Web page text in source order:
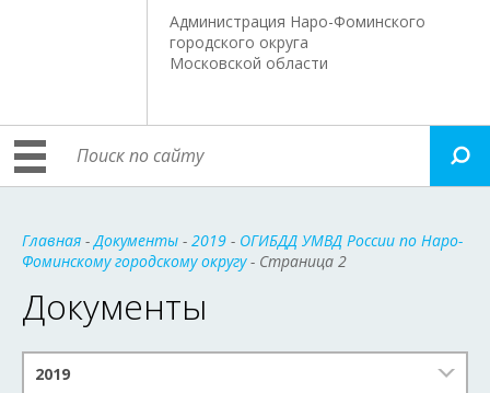
Администрация Наро-Фоминского
городского округа
Московской области
Главная -Документы - 2019 - ОГИБДД УМВД России по Наро-
Фоминскому городскому округу- Страница 2
Документы
2019